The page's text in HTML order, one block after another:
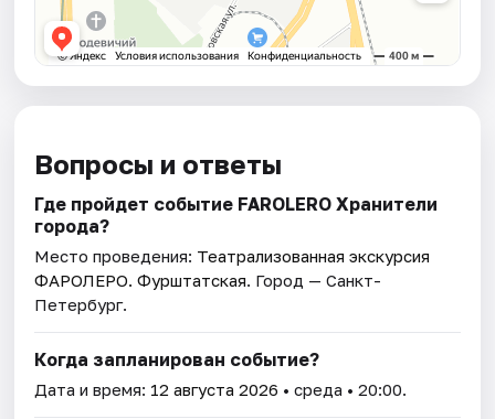
Вопросы и ответы
Где пройдет событие FAROLERO Хранители
города?
Место проведения: Театрализованная экскурсия
ФАРОЛЕРО. Фурштатская. Город — Санкт-
Петербург.
Когда запланирован событие?
Дата и время: 12 августа 2026 • среда • 20:00.